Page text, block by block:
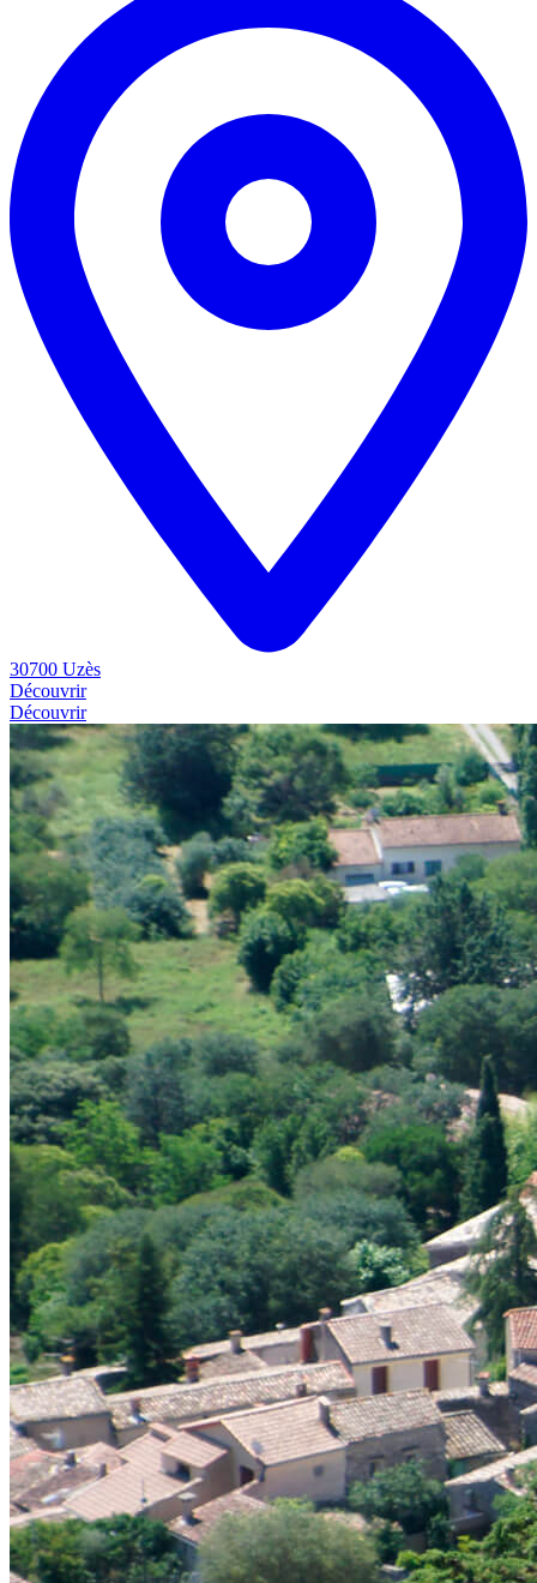
30700 Uzès
Découvrir
Découvrir